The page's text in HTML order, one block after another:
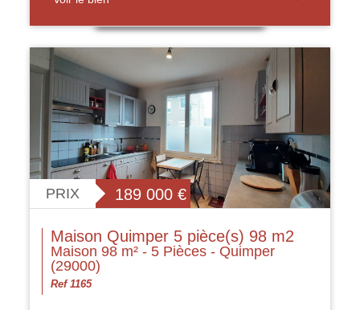
PRIX 189 000 €
Maison Quimper 5 pièce(s) 98 m2
Maison 98 m² - 5 Pièces - Quimper
(29000)
Ref 1165